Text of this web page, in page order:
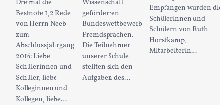
Dreimal die
Bestnote 1,2 Rede
von Herrn Neeb
zum
Abschlussjahrgang
2016: Liebe
Schülerinnen und
Schüler, liebe
Kolleginnen und
Kollegen, liebe…
Wissenschaft
geförderten
Bundeswettbewerb
Fremdsprachen.
Die Teilnehmer
unserer Schule
stellten sich den
Aufgaben des…
Empfangen wurden
Schülerinnen und
Schülern von Ruth
Horstkamp,
Mitarbeiterin…